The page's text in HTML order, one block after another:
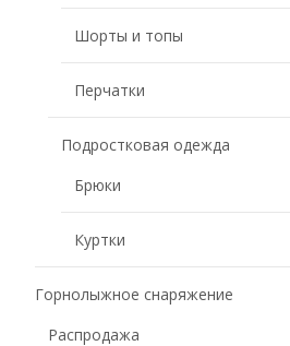
Шорты и топы
Перчатки
Подростковая одежда
Брюки
Куртки
Горнолыжное снаряжение
Распродажа